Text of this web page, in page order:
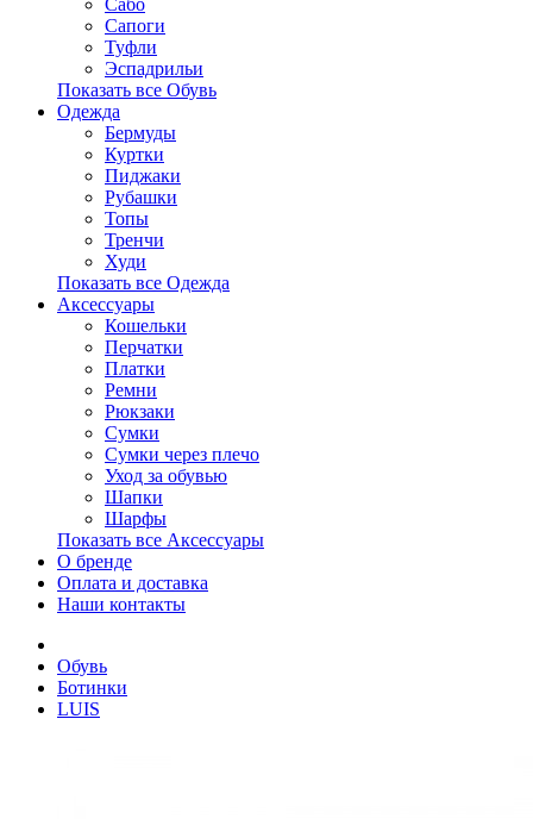
Сапоги
Туфли
Эспадрильи
Показать все Обувь
Одежда
Бермуды
Куртки
Пиджаки
Рубашки
Топы
Тренчи
Худи
Показать все Одежда
Аксессуары
Кошельки
Перчатки
Платки
Ремни
Рюкзаки
Сумки
Сумки через плечо
Уход за обувью
Шапки
Шарфы
Показать все Аксессуары
О бренде
Оплата и доставка
Наши контакты
Обувь
Ботинки
LUIS